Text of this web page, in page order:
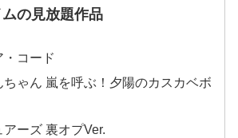
の見放題作品
・コード
ちゃん 嵐を呼ぶ！夕陽のカスカベボ
ーズ 裏オプVer.